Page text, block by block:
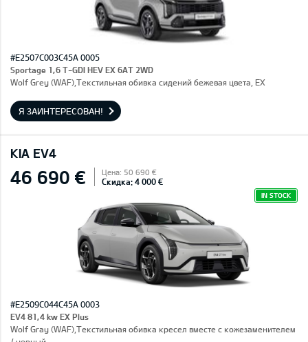
#E2507C003C45A 0005
Sportage 1,6 T-GDI HEV EX 6AT 2WD
Wolf Grey (WAF),Текстильная обивка сидений бежевая цвета, EX
Я ЗАИНТЕРЕСОВАН!
KIA EV4
46 690 € Цена: 50 690 €
Скидка: 4 000 €
IN STOCK
#E2509C044C45A 0003
EV4 81,4 kw EX Plus
Wolf Gray (WAF),Текстильная обивка кресел вместе с кожезаменителем